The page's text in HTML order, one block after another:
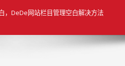
，DeDe网站栏目管理空白解决方法